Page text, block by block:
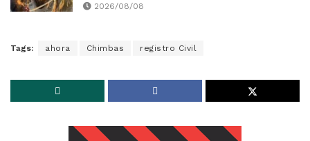
2026/08/08
Tags: ahora Chimbas registro Civil